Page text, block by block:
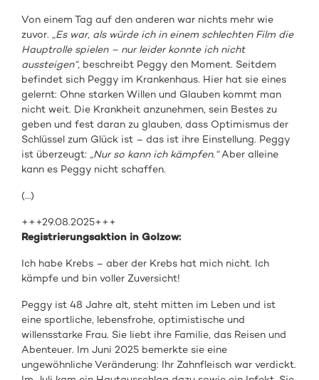
Von einem Tag auf den anderen war nichts mehr wie
zuvor. „Es war, als würde ich in einem schlechten Film die
Hauptrolle spielen – nur leider konnte ich nicht
aussteigen“, beschreibt Peggy den Moment. Seitdem
befindet sich Peggy im Krankenhaus. Hier hat sie eines
gelernt: Ohne starken Willen und Glauben kommt man
nicht weit. Die Krankheit anzunehmen, sein Bestes zu
geben und fest daran zu glauben, dass Optimismus der
Schlüssel zum Glück ist – das ist ihre Einstellung. Peggy
ist überzeugt: „Nur so kann ich kämpfen.“Aber alleine
kann es Peggy nicht schaffen.
(…)
+++29.08.2025+++
Registrierungsaktion in Golzow:
Ich habe Krebs – aber der Krebs hat mich nicht. Ich
kämpfe und bin voller Zuversicht!
Peggy ist 48 Jahre alt, steht mitten im Leben und ist
eine sportliche, lebensfrohe, optimistische und
willensstarke Frau. Sie liebt ihre Familie, das Reisen und
Abenteuer. Im Juni 2025 bemerkte sie eine
ungewöhnliche Veränderung: Ihr Zahnfleisch war verdickt.